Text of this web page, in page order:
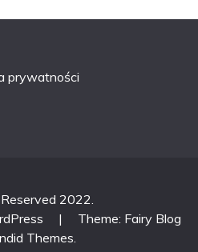
prywatności
2022.
|
Theme: Fairy Blog
Themes.